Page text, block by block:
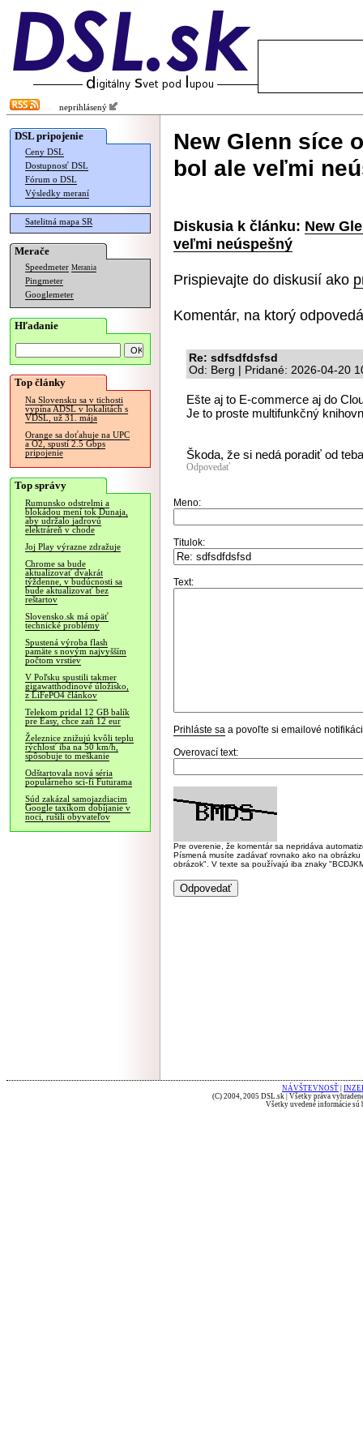
neprihlásený
DSL pripojenie
Ceny DSL
Dostupnosť DSL
Fórum o DSL
Výsledky meraní
Satelitná mapa SR
Merače
Speedmeter Merania
Pingmeter
Googlemeter
Hľadanie
Top články
Na Slovensku sa v tichosti
vypína ADSL v lokalitách s
VDSL, už 31. mája
Orange sa doťahuje na UPC
a O2, spustí 2.5 Gbps
pripojenie
Top správy
Rumunsko odstrelmi a
blokádou mení tok Dunaja,
aby udržalo jadrovú
elektráreň v chode
Joj Play výrazne zdražuje
Chrome sa bude
aktualizovať dvakrát
týždenne, v budúcnosti sa
bude aktualizovať bez
reštartov
Slovensko.sk má opäť
technické problémy
Spustená výroba flash
pamäte s novým najvyšším
počtom vrstiev
V Poľsku spustili takmer
gigawatthodinové úložisko,
z LiFePO4 článkov
Telekom pridal 12 GB balík
pre Easy, chce zaň 12 eur
Železnice znižujú kvôli teplu
rýchlosť iba na 50 km/h,
spôsobuje to meškanie
Odštartovala nová séria
populárneho sci-fi Futurama
Súd zakázal samojazdiacim
Google taxíkom dobíjanie v
noci, rušili obyvateľov
New Glenn síce
bol ale veľmi
Diskusia k článku: New
veľmi neúspešný
Prispievajte do diskusií ako
Komentár, na ktorý
Re: sdfsdfdsfsd
Od: Berg | Pridané: 2026-04-20
Ešte aj to E-commerce aj do
Je to proste multifunkčný
Škoda, že si nedá poradiť od
Odpovedať
Meno:
Titulok:
Text:
Prihláste sa a povoľte si emailové
Overovací text:
Pre overenie, že komentár sa nepridáva
Písmená musíte zadávať rovnako ako na
obrázok". V texte sa používajú iba znaky
NÁVŠTEVNOSŤ
(C) 2004, 2005 DSL.sk | Všetky práva
Všetky uvedené informácie sú